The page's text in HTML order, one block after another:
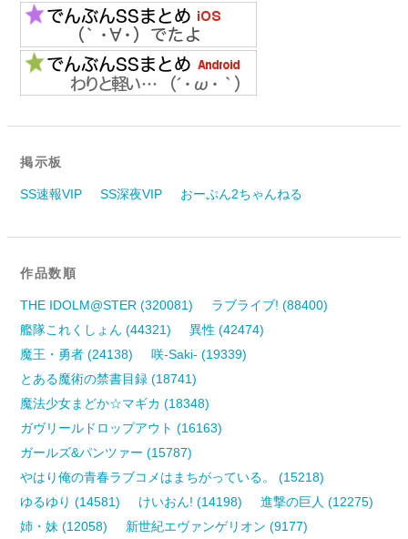
掲示板
SS速報VIP SS深夜VIP おーぷん2ちゃんねる
作品数順
THE IDOLM@STER (320081)
ラブライブ! (88400)
艦隊これくしょん (44321)
異性 (42474)
魔王・勇者 (24138)
咲-Saki- (19339)
とある魔術の禁書目録 (18741)
魔法少女まどか☆マギカ (18348)
ガヴリールドロップアウト (16163)
ガールズ&パンツァー (15787)
やはり俺の青春ラブコメはまちがっている。 (15218)
ゆるゆり (14581)
けいおん! (14198)
進撃の巨人 (12275)
姉・妹 (12058)
新世紀エヴァンゲリオン (9177)